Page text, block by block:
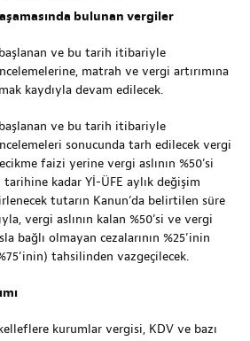
bulunan vergiler
başlanan ve bu tarih itibariyle
matrah ve vergi artırımına
kaydıyla devam edilecek.
başlanan ve bu tarih itibariyle
sonucunda tarh edilecek vergi
faizi yerine vergi aslının %50’si
kadar Yİ-ÜFE aylık değişim
tutarın Kanun’da belirtilen süre
vergi aslının kalan %50’si ve vergi
bağlı olmayan cezalarının %25’inin
tahsilinden vazgeçilecek.
kurumlar vergisi, KDV ve bazı